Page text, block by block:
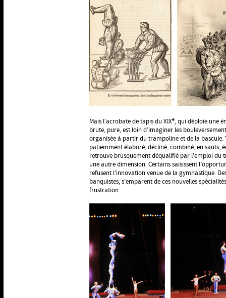
Mais l’acrobate de tapis du XIXe, qui déploie une
brute, pure, est loin d’imaginer les
organisée à partir du trampoline et de la bascule.
patiemment élaboré, décliné, combiné, en sauts,
retrouve brusquement déqualifié par l’emploi du
une autre dimension. Certains saisissent
refusent l’innovation venue de la gymnastique.
banquistes, s’emparent de ces nouvelles
frustration.